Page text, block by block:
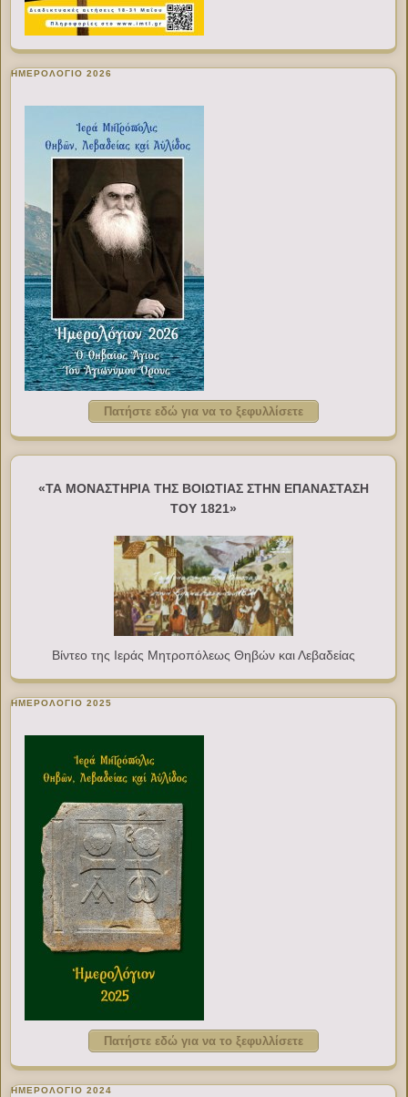
ΗΜΕΡΟΛΟΓΙΟ 2026
Πατήστε εδώ για να το ξεφυλλίσετε
«ΤΑ ΜΟΝΑΣΤΗΡΙΑ ΤΗΣ ΒΟΙΩΤΙΑΣ ΣΤΗΝ ΕΠΑΝΑΣΤΑΣΗ
ΤΟΥ 1821»
Βίντεο της Ιεράς Μητροπόλεως Θηβών και Λεβαδείας
ΗΜΕΡΟΛΟΓΙΟ 2025
Πατήστε εδώ για να το ξεφυλλίσετε
ΗΜΕΡΟΛΟΓΙΟ 2024